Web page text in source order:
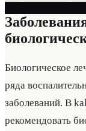
Биологическое
ряда
заболеваний. В
рекомендовать